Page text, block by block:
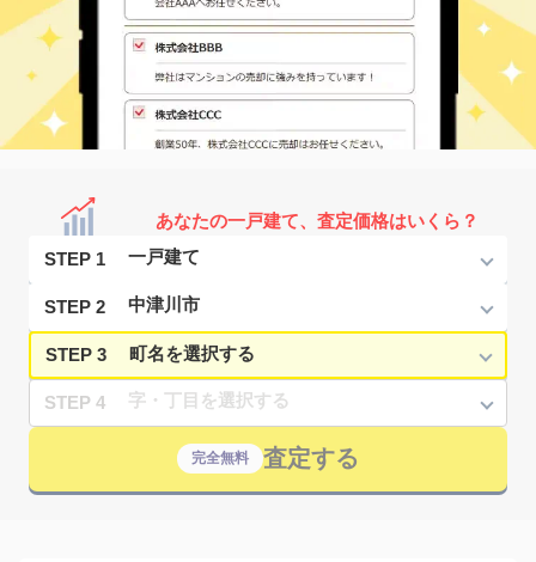
あなたの一戸建て、査定価格はいくら？
STEP 1
STEP 2
STEP 3
STEP 4
完全無料 査定する